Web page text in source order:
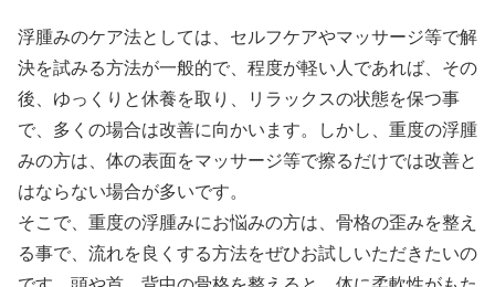
浮腫みのケア法としては、セルフケアやマッサージ等で解
決を試みる方法が一般的で、程度が軽い人であれば、その
後、ゆっくりと休養を取り、リラックスの状態を保つ事
で、多くの場合は改善に向かいます。しかし、重度の浮腫
みの方は、体の表面をマッサージ等で擦るだけでは改善と
はならない場合が多いです。
そこで、重度の浮腫みにお悩みの方は、骨格の歪みを整え
る事で、流れを良くする方法をぜひお試しいただきたいの